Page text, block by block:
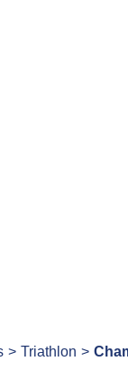
Triathlon